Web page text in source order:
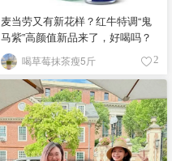
麦当劳又有新花样？红牛特调“鬼
马紫”高颜值新品来了，好喝吗？
喝草莓抹茶瘦5斤 2